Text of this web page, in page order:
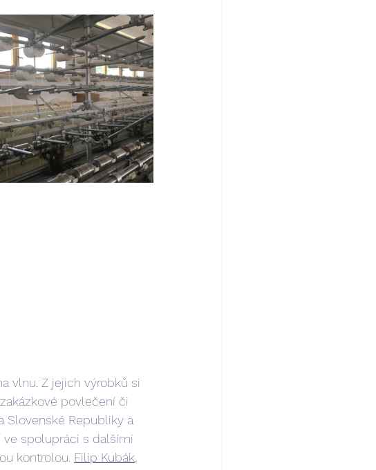
vlnu. Z jejich výrobků si
povlečení či
Slovenské Republiky a
ve spolupráci s dalšími
kontrolou. Filip Kubák